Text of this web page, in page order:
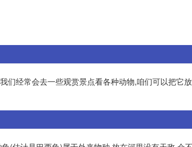
们经常会去一些观赏景点看各种动物,咱们可以把它